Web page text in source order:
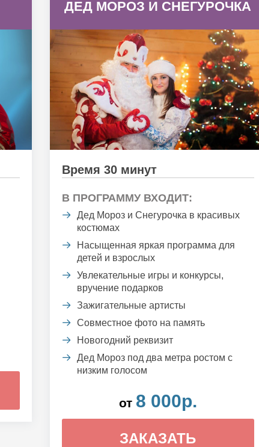
ДЕД МОРОЗ И СНЕГУРОЧКА
Время 30 минут
В ПРОГРАММУ ВХОДИТ:
Дед Мороз и Снегурочка в красивых
костюмах
Насыщенная яркая программа для
детей и взрослых
Увлекательные игры и конкурсы,
вручение подарков
Зажигательные артисты
Совместное фото на память
Новогодний реквизит
Дед Мороз под два метра ростом с
низким голосом
от 8 000р.
ЗАКАЗАТЬ